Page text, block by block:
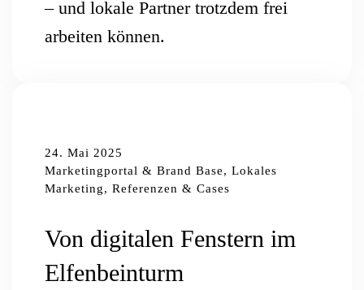
– und lokale Partner trotzdem frei
arbeiten können.
24. Mai 2025
Marketingportal & Brand Base, Lokales
Marketing, Referenzen & Cases
Von digitalen Fenstern im
Elfenbeinturm